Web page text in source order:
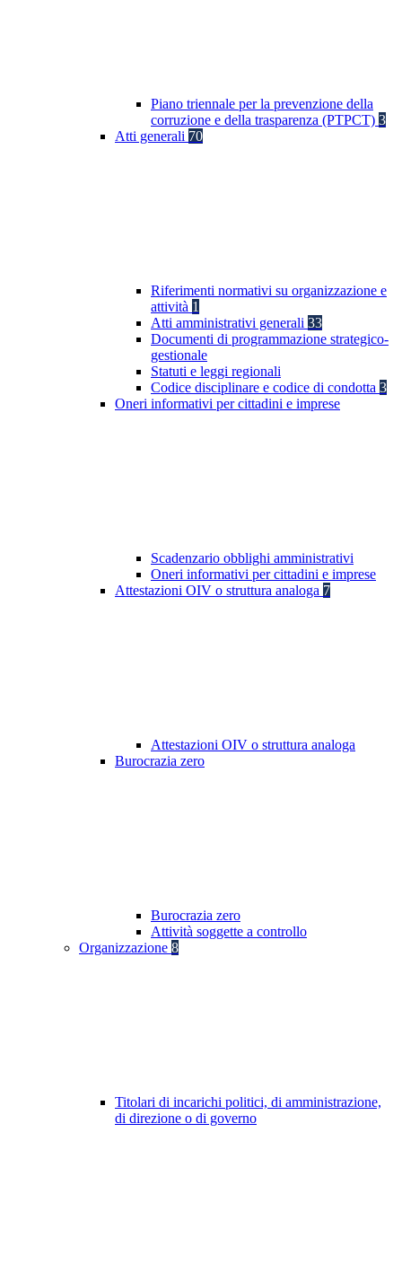
Piano triennale per la prevenzione della
corruzione e della trasparenza (PTPCT) 3
Atti generali 70
Riferimenti normativi su organizzazione e
attività 1
Atti amministrativi generali 33
Documenti di programmazione strategico-
gestionale
Statuti e leggi regionali
Codice disciplinare e codice di condotta 3
Oneri informativi per cittadini e imprese
Scadenzario obblighi amministrativi
Oneri informativi per cittadini e imprese
Attestazioni OIV o struttura analoga 7
Attestazioni OIV o struttura analoga
Burocrazia zero
Burocrazia zero
Attività soggette a controllo
Organizzazione 8
Titolari di incarichi politici, di amministrazione,
di direzione o di governo